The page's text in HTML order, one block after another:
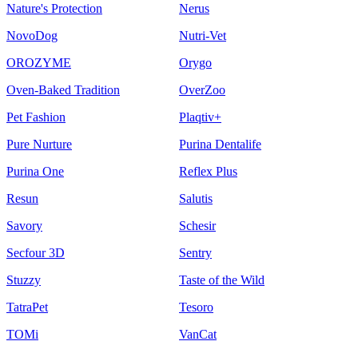
Nature's Protection
Nerus
NovoDog
Nutri-Vet
OROZYME
Orygo
Oven-Baked Tradition
OverZoo
Pet Fashion
Plaqtiv+
Pure Nurture
Purina Dentalife
Purina One
Reflex Plus
Resun
Salutis
Savory
Schesir
Secfour 3D
Sentry
Stuzzy
Taste of the Wild
TatraPet
Tesoro
TOMi
VanCat